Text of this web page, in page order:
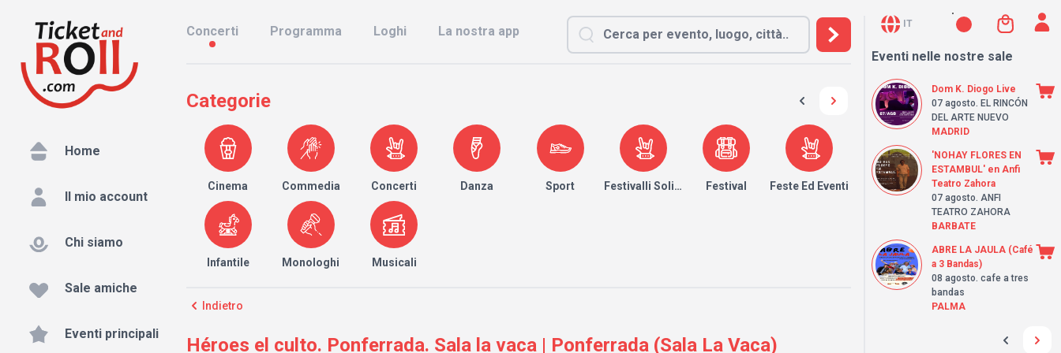
Home
Il mio account
Chi siamo
Sale amiche
Eventi principali
Concerti Programma Loghi La nostra app
Categorie
Cinema Commedia Concerti Danza Sport Festivalli Solidari Festival Feste Ed Eventi
Infantile Monologhi Musicali
Indietro
Héroes el culto. Ponferrada. Sala la vaca | Ponferrada (Sala La Vaca)
IT
Eventi nelle nostre sale
Dom K. Diogo Live
07 agosto. EL RINCÓN
DEL ARTE NUEVO
MADRID
'NOHAY FLORES EN
ESTAMBUL' en Anfi
Teatro Zahora
07 agosto. ANFI
TEATRO ZAHORA
BARBATE
ABRE LA JAULA (Café
a 3 Bandas)
08 agosto. cafe a tres
bandas
PALMA